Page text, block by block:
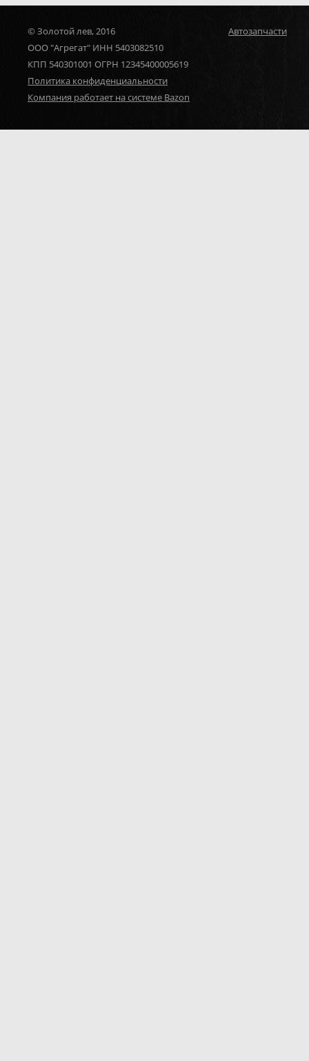
© Золотой лев, 2016
ООО "Агрегат" ИНН 5403082510
КПП 540301001 ОГРН 12345400005619
Политика конфиденциальности
Компания работает на системе Bazon
Автозапчасти